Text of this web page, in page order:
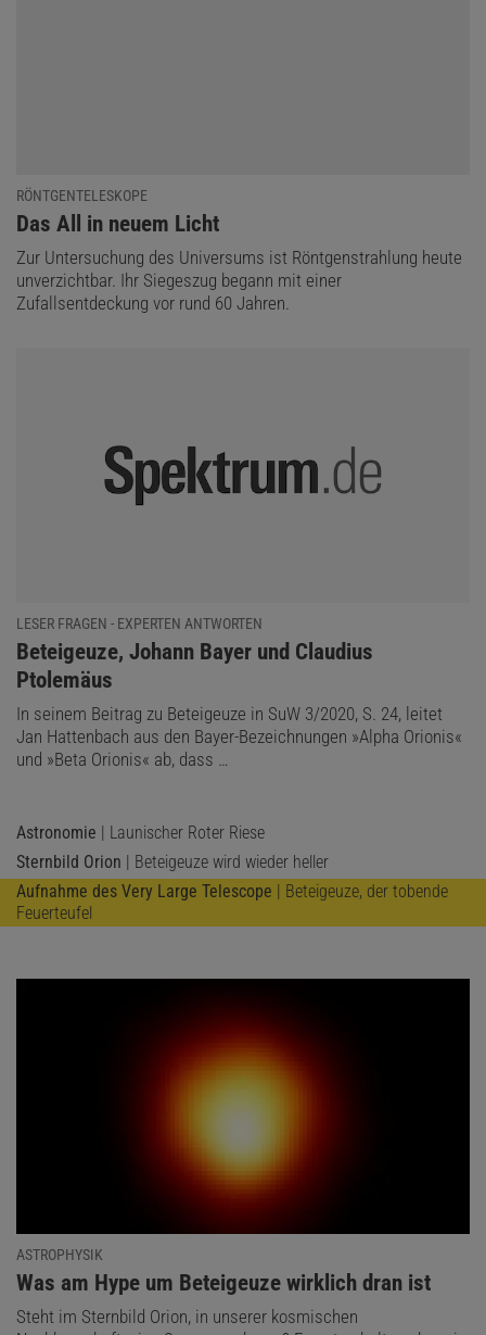
RÖNTGENTELESKOPE
:
Das All in neuem Licht
Zur Untersuchung des Universums ist Röntgenstrahlung heute
unverzichtbar. Ihr Siegeszug begann mit einer
Zufallsentdeckung vor rund 60 Jahren.
LESER FRAGEN - EXPERTEN ANTWORTEN
:
Beteigeuze, Johann Bayer und Claudius
Ptolemäus
In seinem Beitrag zu Beteigeuze in SuW 3/2020, S. 24, leitet
Jan Hattenbach aus den Bayer-Bezeichnungen »Alpha Orionis«
und »Beta Orionis« ab, dass …
Astronomie | Launischer Roter Riese
Sternbild Orion | Beteigeuze wird wieder heller
Aufnahme des Very Large Telescope | Beteigeuze, der tobende
Feuerteufel
ASTROPHYSIK
:
Was am Hype um Beteigeuze wirklich dran ist
Steht im Sternbild Orion, in unserer kosmischen